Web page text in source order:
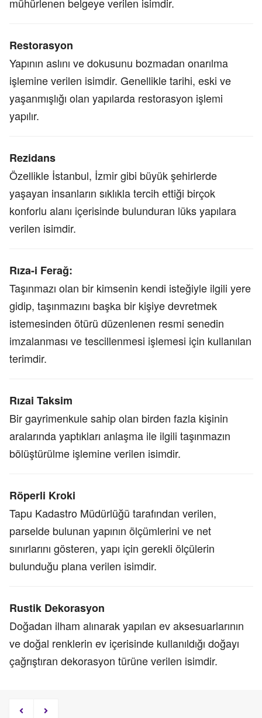
Restorasyon
Yapının aslını ve dokusunu bozmadan onarılma
işlemine verilen isimdir. Genellikle tarihi, eski ve
yaşanmışlığı olan yapılarda restorasyon işlemi
yapılır.
Rezidans
Özellikle İstanbul, İzmir gibi büyük şehirlerde
yaşayan insanların sıklıkla tercih ettiği birçok
konforlu alanı içerisinde bulunduran lüks yapılara
verilen isimdir.
Rıza-i Ferağ:
Taşınmazı olan bir kimsenin kendi isteğiyle ilgili yere
gidip, taşınmazını başka bir kişiye devretmek
istemesinden ötürü düzenlenen resmi senedin
imzalanması ve tescillenmesi işlemesi için kullanılan
terimdir.
Rızai Taksim
Bir gayrimenkule sahip olan birden fazla kişinin
aralarında yaptıkları anlaşma ile ilgili taşınmazın
bölüştürülme işlemine verilen isimdir.
Röperli Kroki
Tapu Kadastro Müdürlüğü tarafından verilen,
parselde bulunan yapının ölçümlerini ve net
sınırlarını gösteren, yapı için gerekli ölçülerin
bulunduğu plana verilen isimdir.
Rustik Dekorasyon
Doğadan ilham alınarak yapılan ev aksesuarlarının
ve doğal renklerin ev içerisinde kullanıldığı doğayı
çağrıştıran dekorasyon türüne verilen isimdir.